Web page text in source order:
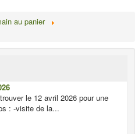
au panier
le 12 avril 2026 pour une
: -visite de la...